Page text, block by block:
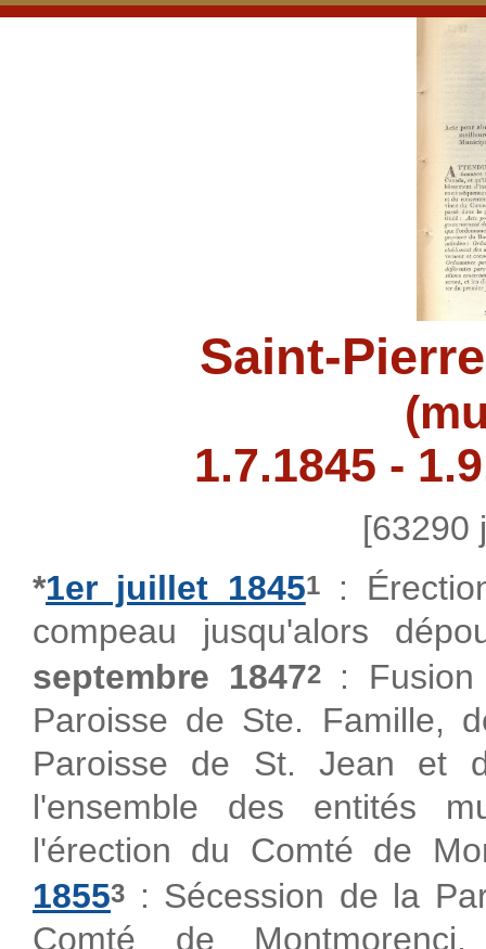
Saint-
1.7.1845 -
[63290
*1er juillet 18451:
compeau jusqu'alors
septembre 18472: Fusion
Paroisse de Ste. Famille,
Paroisse de St. Jean et
l'ensemble des entités
l'érection du Comté de
18553
: Sécession de la
Comté de